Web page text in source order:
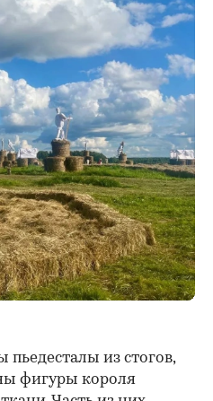
пьедесталы из стогов,
фигуры короля